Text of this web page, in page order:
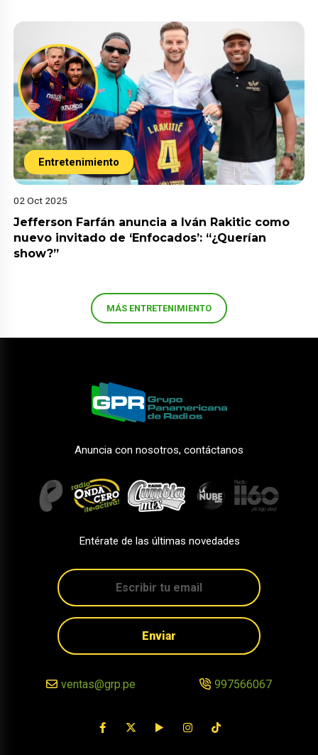
Entretenimiento
02 Oct 2025
Jefferson Farfán anuncia a Iván Rakitic como
nuevo invitado de ‘Enfocados’: “¿Querían
show?”
MÁS ENTRETENIMIENTO
Anuncia con nosotros, contáctanos
Entérate de las últimas novedades
Enviar
ventas@grp.pe 997566067